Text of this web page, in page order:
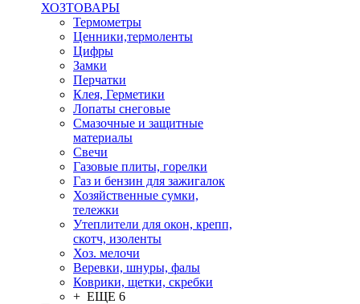
ХОЗТОВАРЫ
Термометры
Ценники,термоленты
Цифры
Замки
Перчатки
Клея, Герметики
Лопаты снеговые
Смазочные и защитные
материалы
Свечи
Газовые плиты, горелки
Газ и бензин для зажигалок
Хозяйственные сумки,
тележки
Утеплители для окон, крепп,
скотч, изоленты
Хоз. мелочи
Веревки, шнуры, фалы
Коврики, щетки, скребки
+ ЕЩЕ 6